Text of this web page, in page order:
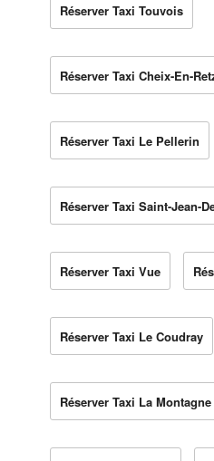
Réserver Taxi Touvois
Réserver Taxi Cheix-En-
Réserver Taxi Le Pellerin
Réserver Taxi Saint-Jean-
Réserver Taxi Vue
Réserver Taxi Le Coudray
Réserver Taxi La Montagne